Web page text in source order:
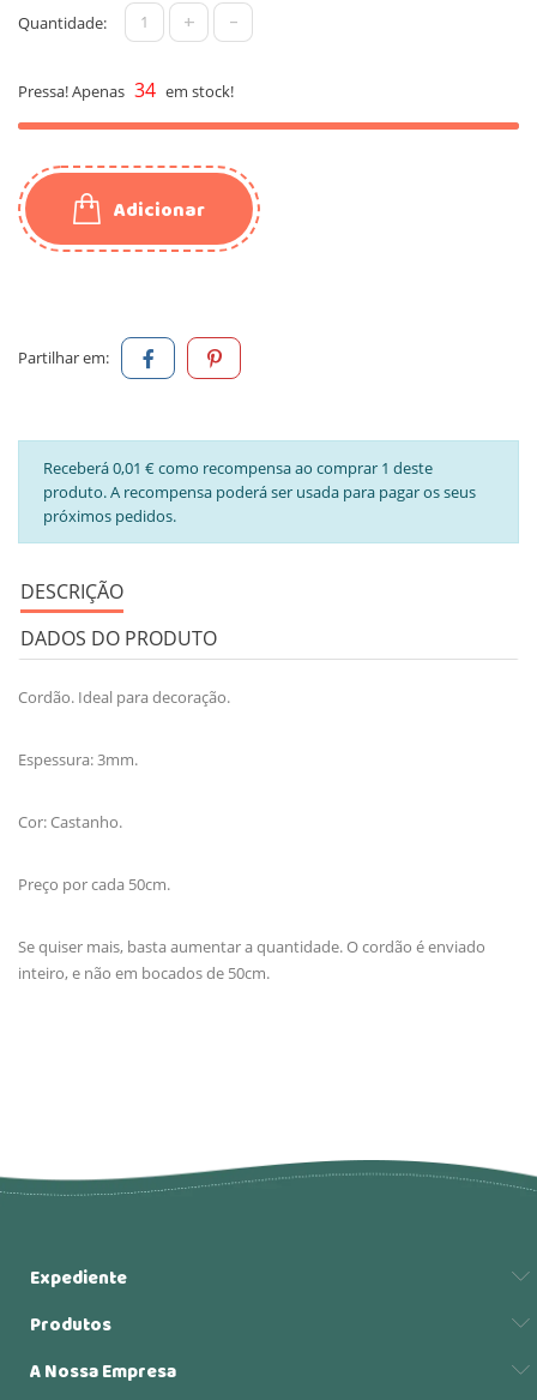
Quantidade: + -
Pressa! Apenas 34 em stock!
Adicionar
Partilhar em:
Receberá 0,01 € como recompensa ao comprar 1 deste
produto. A recompensa poderá ser usada para pagar os seus
próximos pedidos.
DESCRIÇÃO
DADOS DO PRODUTO
Cordão. Ideal para decoração.
Espessura: 3mm.
Cor: Castanho.
Preço por cada 50cm.
Se quiser mais, basta aumentar a quantidade. O cordão é enviado
inteiro, e não em bocados de 50cm.
Expediente
Produtos
A Nossa Empresa